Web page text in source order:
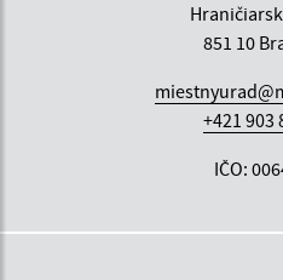
851 10
+421 903
IČO: